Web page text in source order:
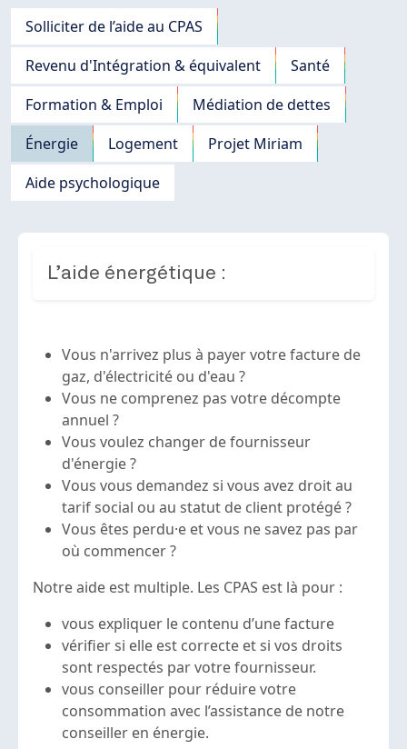
Navigation principale
Solliciter de l’aide au CPAS
Revenu d'Intégration & équivalent
Santé
Formation & Emploi
Médiation de dettes
Énergie
Logement
Projet Miriam
Aide psychologique
L’aide énergétique :
Vous n'arrivez plus à payer votre facture de
gaz, d'électricité ou d'eau ?
Vous ne comprenez pas votre décompte
annuel ?
Vous voulez changer de fournisseur
d'énergie ?
Vous vous demandez si vous avez droit au
tarif social ou au statut de client protégé ?
Vous êtes perdu·e et vous ne savez pas par
où commencer ?
Notre aide est multiple. Les CPAS est là pour :
vous expliquer le contenu d’une facture
vérifier si elle est correcte et si vos droits
sont respectés par votre fournisseur.
vous conseiller pour réduire votre
consommation avec l’assistance de notre
conseiller en énergie.